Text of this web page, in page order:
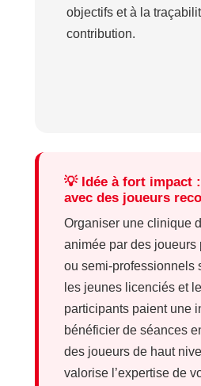
objectifs et à la
contribution.
💡 Idée à fort impact
avec des joueurs
Organiser une clinique
animée par des joueurs
ou semi-professionnels
les jeunes licenciés et
participants paient une
bénéficier de séances
des joueurs de haut
valorise l’expertise de